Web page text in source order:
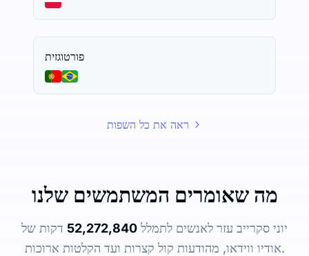
פורטוגזית
ראה את כל השפות
מה שאומרים המשתמשים שלנו
יוני סקרייב עזר לאנשים לתמלל 52,272,840 דקות של
אודיו ווידאו, מהודעות קול קצרות ועד הקלטות ארוכות.